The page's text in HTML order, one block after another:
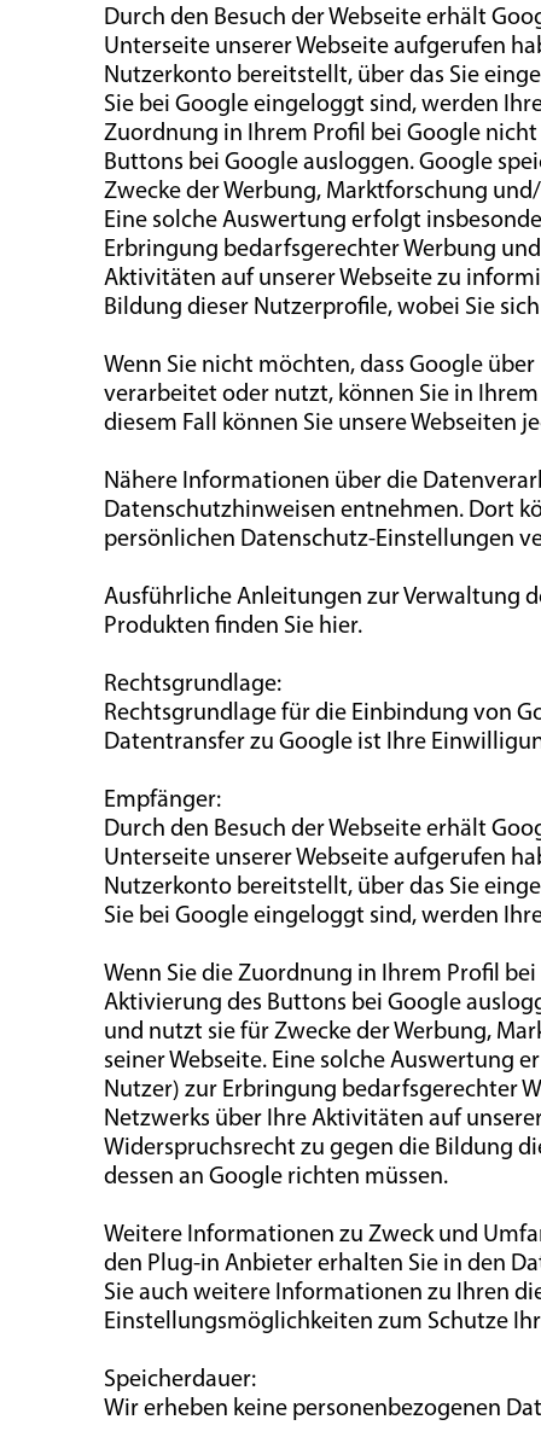
Durch den Besuch der Webseite erhält
Unterseite unserer Webseite aufgerufen
Nutzerkonto bereitstellt, über das Sie
Sie bei Google eingeloggt sind, werden
Zuordnung in Ihrem Profil bei Google
Buttons bei Google ausloggen. Google
Zwecke der Werbung, Marktforschung
Eine solche Auswertung erfolgt
Erbringung bedarfsgerechter Werbung
Aktivitäten auf unserer Webseite zu
Bildung dieser Nutzerprofile, wobei Sie
Wenn Sie nicht möchten, dass Google
verarbeitet oder nutzt, können Sie in
diesem Fall können Sie unsere Webseiten
Nähere Informationen über die
Datenschutzhinweisen entnehmen. Dort
persönlichen Datenschutz-Einstellungen
Ausführliche Anleitungen zur Verwaltung
Produkten finden Sie hier.
Rechtsgrundlage:
Rechtsgrundlage für die Einbindung von
Datentransfer zu Google ist Ihre
Empfänger:
Durch den Besuch der Webseite erhält
Unterseite unserer Webseite aufgerufen
Nutzerkonto bereitstellt, über das Sie
Sie bei Google eingeloggt sind, werden
Wenn Sie die Zuordnung in Ihrem Profil
Aktivierung des Buttons bei Google
und nutzt sie für Zwecke der Werbung,
seiner Webseite. Eine solche Auswertung
Nutzer) zur Erbringung bedarfsgerechter
Netzwerks über Ihre Aktivitäten auf
Widerspruchsrecht zu gegen die Bildung
dessen an Google richten müssen.
Weitere Informationen zu Zweck und
den Plug-in Anbieter erhalten Sie in den
Sie auch weitere Informationen zu Ihren
Einstellungsmöglichkeiten zum Schutze
Speicherdauer:
Wir erheben keine personenbezogenen